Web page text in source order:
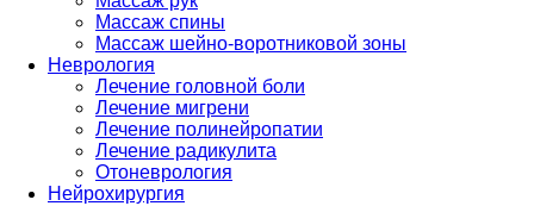
Массаж спины
Массаж шейно-воротниковой зоны
Неврология
Лечение головной боли
Лечение мигрени
Лечение полинейропатии
Лечение радикулита
Отоневрология
Нейрохирургия